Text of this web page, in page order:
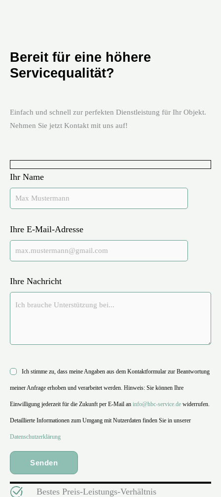
Bereit für eine höhere
Servicequalität?
Einfach und schnell zur perfekten Dienstleistung für Ihr Objekt.
Nehmen Sie jetzt Kontakt mit uns auf!
Ihr Name
Ihre E-Mail-Adresse
Ihre Nachricht
Ich stimme zu, dass meine Angaben aus dem Kontaktformular zur Beantwortung
meiner Anfrage erhoben und verarbeitet werden. Hinweis: Sie können Ihre
Einwilligung jederzeit für die Zukunft per E-Mail an info@hbc-service.de widerrufen.
Detaillierte Informationen zum Umgang mit Nutzerdaten finden Sie in unserer
Datenschutzerklärung
Bestes Preis-Leistungs-Verhältnis